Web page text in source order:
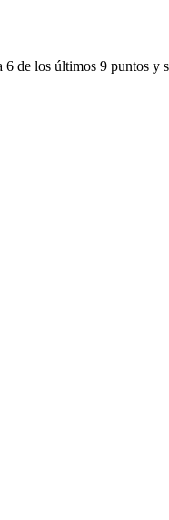
los últimos 9 puntos y